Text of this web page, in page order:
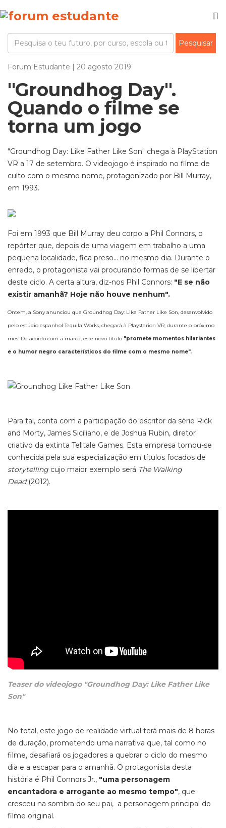
Forum Estudante | 20 agosto 2019
"Groundhog Day".
Quando o filme se
torna um jogo
"Groundhog Day: Like Father Like Son" chega à PlayStation
VR a 17 de setembro. O videojogo é inspirado no filme de
culto com o mesmo nome, protagonizado por Bill Murray,
em 1993.
Foi em 1993 que Bill Murray deu corpo a Phil Connors, o
repórter que, depois de uma viagem em trabalho a uma
pequena localidade, fica preso... no mesmo dia. Durante o
enredo, o protagonista vai procurando formas de se libertar
deste ciclo. A certa altura, diz-nos Phil Connors: "E se não
existir amanhã? Hoje não houve nenhum".
Ontem, a Sony anunciou que Groundhog Day: Like Father Like Son, desenvolvido
pelo estúdio espanhol Tequila Works, chegará à Playstarion VR, durante o próximo
mês. De acordo com a marca, este novo título "promete momentos hilariantes
e o humor negro característicos do filme com o mesmo nome".
Para tal, conta com a participação do escritor da série Rick
and Morty, James Siciliano, e de Joshua Rubin, diretor
criativo da extinta Telltale Games. Esta empresa tornou-se
conhecida pela sua especialização em títulos focados de
storytelling cujo maior exemplo será The Walking
Dead (2012).
Teaser do videojogo "Groundhog Day: Like Father Like
Son"
No total, este jogo de realidade virtual terá mais de 8 horas
de duração, prometendo uma narrativa que, tal como no
filme, desafiará os jogadores a quebrar o ciclo do mesmo
dia e a escapar para o amanhã. O protagonista desta
história é Phil Connors Jr., "uma personagem
encantadora e arrogante ao mesmo tempo", que
cresceu na sombra do seu pai, a personagem principal do
filme original.